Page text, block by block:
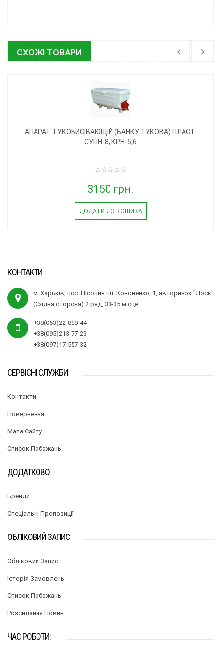
СХОЖІ ТОВАРИ
АПАРАТ ТУКОВИСІВАЮЩІЙ (БАНКУ ТУКОВА) ПЛАСТ.
СУПН-8, КРН-5,6
3150 грн.
ДОДАТИ ДО КОШИКА
КОНТАКТИ
м. Харьків, пос. Пісочин пл. Кононенко, 1, авторинок "Лоск"
(Східна сторона) 2 ряд, 33-35 місце.
+38(063)22-888-44
+38(095)213-77-23
+38(097)17-557-32
СЕРВІСНІ СЛУЖБИ
Контакти
Повернення
Мапа Сайту
Список Побажань
ДОДАТКОВО
Бренди
Спеціальні Пропозиції
ОБЛІКОВИЙ ЗАПИС
Обліковий Запис
Історія Замовлень
Список Побажань
Розсилання Новин
ЧАС РОБОТИ: